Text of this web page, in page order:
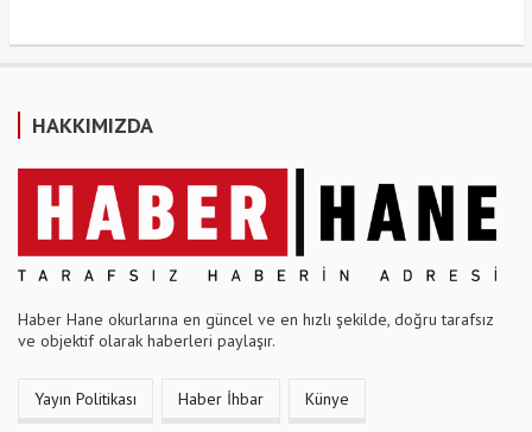
HAKKIMIZDA
Haber Hane okurlarına en güncel ve en hızlı şekilde, doğru tarafsız
ve objektif olarak haberleri paylaşır.
Yayın Politikası Haber İhbar Künye